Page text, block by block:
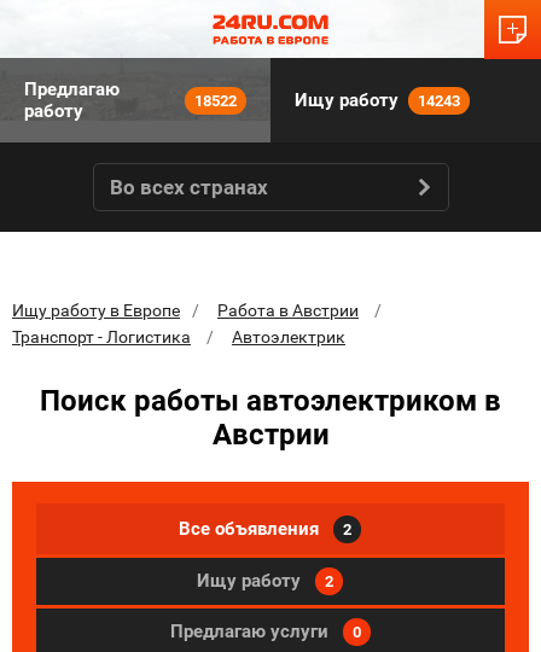
Предлагаю
работу
18522 Ищу работу 14243
Во всех странах
Ищу работу в Европе
Работа в Австрии
Транспорт - Логистика
Автоэлектрик
Поиск работы автоэлектриком в
Австрии
Все объявления 2
Ищу работу 2
Предлагаю услуги 0